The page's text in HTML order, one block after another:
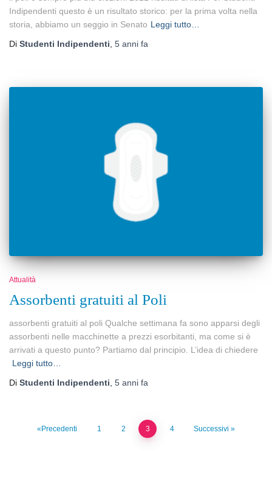
Indipendenti questo è un risultato storico: per la prima volta nella
storia, abbiamo un seggio in Senato Leggi tutto…
Di Studenti Indipendenti 5 anni fa
Attualità
Assorbenti gratuiti al Poli
assorbenti gratuiti al poli Qualche settimana fa sono apparsi degli
assorbenti nelle macchinette a prezzi esorbitanti, ma come si è
arrivati a questo punto? Partiamo dal principio. L’idea di chiedere
Leggi tutto…
Di Studenti Indipendenti, 5 anni fa
Precedenti 1 2 3 4 Successivi